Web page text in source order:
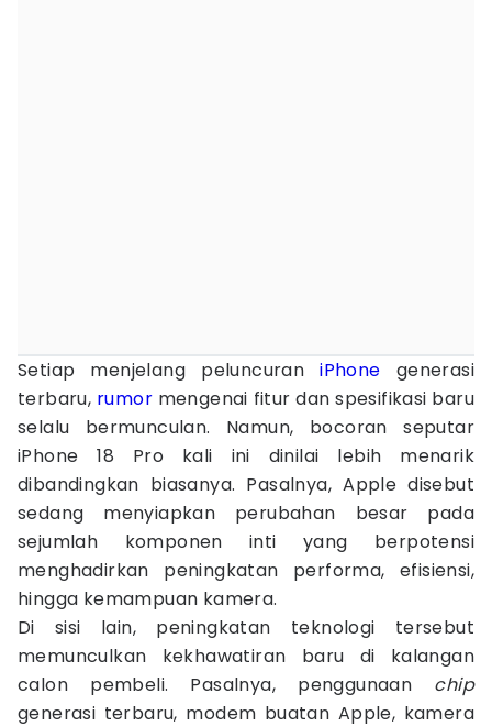
Setiap menjelang peluncuraniPhone generasi
terbaru, rumormengenai fitur dan spesifikasi baru
selalu bermunculan. Namun, bocoran seputar
iPhone 18 Pro kali ini dinilai lebih menarik
dibandingkan biasanya. Pasalnya, Apple disebut
sedang menyiapkan perubahan besar pada
sejumlah komponen inti yang berpotensi
menghadirkan peningkatan performa, efisiensi,
hingga kemampuan kamera.
Di sisi lain, peningkatan teknologi tersebut
memunculkan kekhawatiran baru di kalangan
calon pembeli. Pasalnya, penggunaan chip
generasi terbaru, modem buatan Apple, kamera